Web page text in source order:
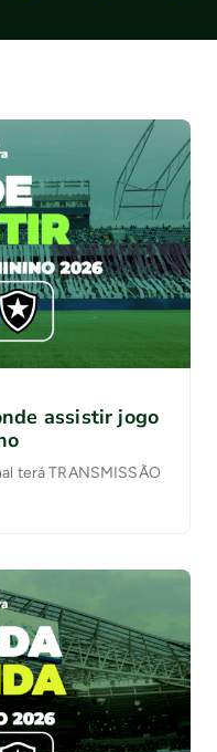
assistir jogo
terá TRANSMISSÃO